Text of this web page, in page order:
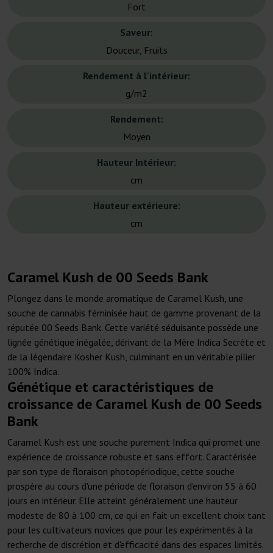
Fort
Saveur:
Douceur, Fruits
Rendement à l'intérieur:
g/m2
Rendement:
Moyen
Hauteur Intérieur:
cm
Hauteur extérieure:
cm
Caramel Kush de 00 Seeds Bank
Plongez dans le monde aromatique de Caramel Kush, une
souche de cannabis féminisée haut de gamme provenant de la
réputée 00 Seeds Bank. Cette variété séduisante possède une
lignée génétique inégalée, dérivant de la Mère Indica Secrète et
de la légendaire Kosher Kush, culminant en un véritable pilier
100% Indica.
Génétique et caractéristiques de
croissance de Caramel Kush de 00 Seeds
Bank
Caramel Kush est une souche purement Indica qui promet une
expérience de croissance robuste et sans effort. Caractérisée
par son type de floraison photopériodique, cette souche
prospère au cours d'une période de floraison d'environ 55 à 60
jours en intérieur. Elle atteint généralement une hauteur
modeste de 80 à 100 cm, ce qui en fait un excellent choix tant
pour les cultivateurs novices que pour les expérimentés à la
recherche de discrétion et d'efficacité dans des espaces limités.